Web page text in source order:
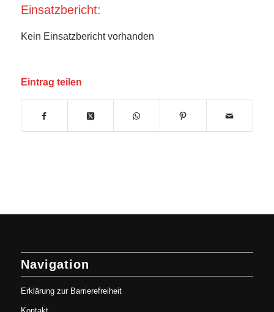
Einsatzbericht:
Kein Einsatzbericht vorhanden
Eintrag teilen
Navigation
Erklärung zur Barrierefreiheit